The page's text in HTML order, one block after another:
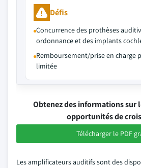
Défis
Concurrence des prothèses
ordonnance et des implants
Remboursement/prise en charge
limitée
Obtenez des informations sur
opportunités de
Télécharger le PDF
Les amplificateurs auditifs sont des